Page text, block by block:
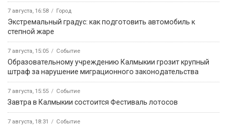
7 августа, 16:58 Город
Экстремальный градус: как подготовить автомобиль к
степной жаре
7 августа, 15:05 Событие
Образовательному учреждению Калмыкии грозит крупный
штраф за нарушение миграционного законодательства
7 августа, 15:55 Событие
Завтра в Калмыкии состоится Фестиваль лотосов
7 августа, 18:31 Событие